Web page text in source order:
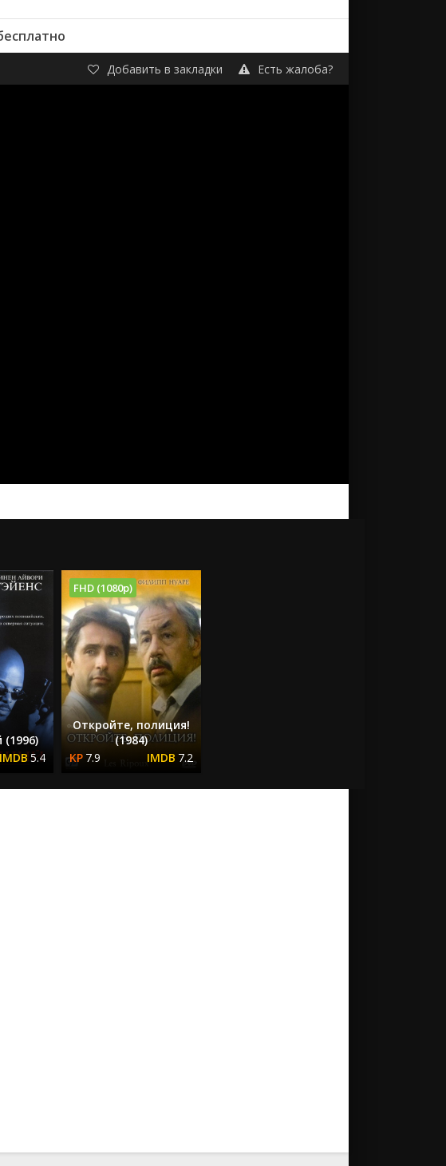
Добавить в закладки Есть жалоба?
5.4
FHD (1080p)
Откройте, полиция!
(1984)
7.9
7.2